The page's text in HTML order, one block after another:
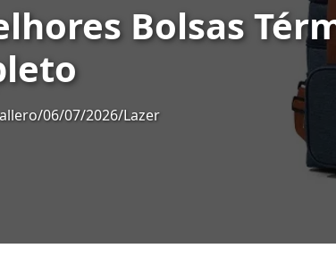
Bolsas
/06/07/2026/Lazer